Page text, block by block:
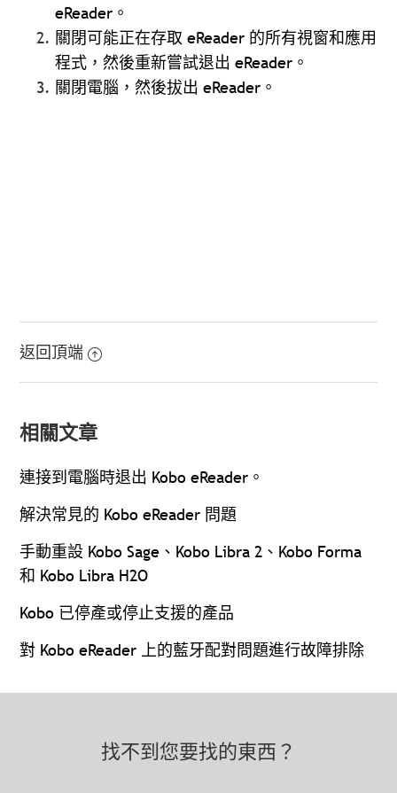
eReader。
關閉可能正在存取 eReader 的所有視窗和應用
程式，然後重新嘗試退出 eReader。
關閉電腦，然後拔出 eReader。
返回頂端
相關文章
連接到電腦時退出 Kobo eReader。
解決常見的 Kobo eReader 問題
手動重設 Kobo Sage、Kobo Libra 2、Kobo Forma
和 Kobo Libra H2O
Kobo 已停產或停止支援的產品
對 Kobo eReader 上的藍牙配對問題進行故障排除
找不到您要找的東西？